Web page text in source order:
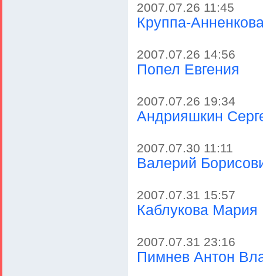
2007.07.26 11:45
Круппа-
2007.07.26 14:56
Попел Евгения
2007.07.26 19:34
Андрияшкин
2007.07.30 11:11
Валерий
2007.07.31 15:57
Каблукова Мария
2007.07.31 23:16
Пимнев Антон